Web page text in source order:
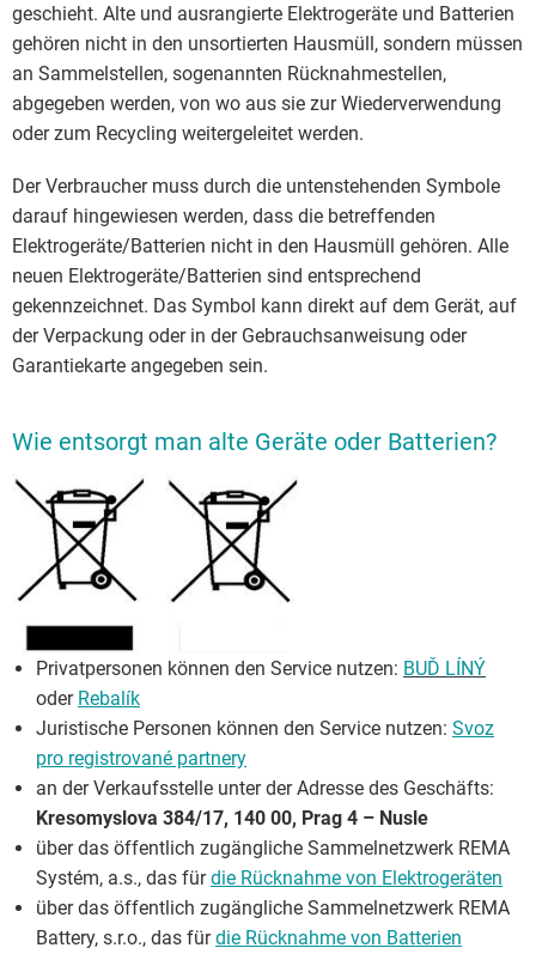
geschieht. Alte und ausrangierte Elektrogeräte und Batterien
gehören nicht in den unsortierten Hausmüll, sondern müssen
an Sammelstellen, sogenannten Rücknahmestellen,
abgegeben werden, von wo aus sie zur Wiederverwendung
oder zum Recycling weitergeleitet werden.
Der Verbraucher muss durch die untenstehenden Symbole
darauf hingewiesen werden, dass die betreffenden
Elektrogeräte/Batterien nicht in den Hausmüll gehören. Alle
neuen Elektrogeräte/Batterien sind entsprechend
gekennzeichnet. Das Symbol kann direkt auf dem Gerät, auf
der Verpackung oder in der Gebrauchsanweisung oder
Garantiekarte angegeben sein.
Wie entsorgt man alte Geräte oder Batterien?
Privatpersonen können den Service nutzen: BUĎ LÍNÝ
oder Rebalík
Juristische Personen können den Service nutzen: Svoz
pro registrované partnery
an der Verkaufsstelle unter der Adresse des Geschäfts:
Kresomyslova 384/17, 140 00, Prag 4 – Nusle
über das öffentlich zugängliche Sammelnetzwerk REMA
Systém, a.s., das fürdie Rücknahme von Elektrogeräten
über das öffentlich zugängliche Sammelnetzwerk REMA
Battery, s.r.o., das fürdie Rücknahme von Batterien